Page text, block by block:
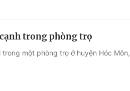
trong phòng trọ
một phòng trọ ở huyện Hóc Môn,